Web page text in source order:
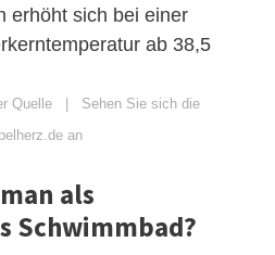
erhöht sich bei einer
ab 38,5
Quelle | Sehen Sie sich die
an
als
Schwimmbad?